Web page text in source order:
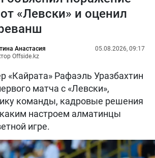
«Левски» и оценил
Анастасия
Offside.kz
05.08.2026, 09:17
«Кайрата» Рафаэль Уразбахтин
матча с «Левски»,
команды, кадровые решения
каким настроем алматинцы
игре.